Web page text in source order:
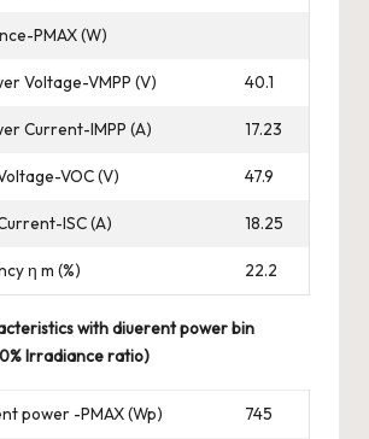
PMAX (W)
Voltage-VMPP (V) 40.1
Current-IMPP (A) 17.23
VOC (V) 47.9
ISC (A) 18.25
η m (%) 22.2
with diuerent power bin
Irradiance ratio)
power -PMAX (Wp) 745